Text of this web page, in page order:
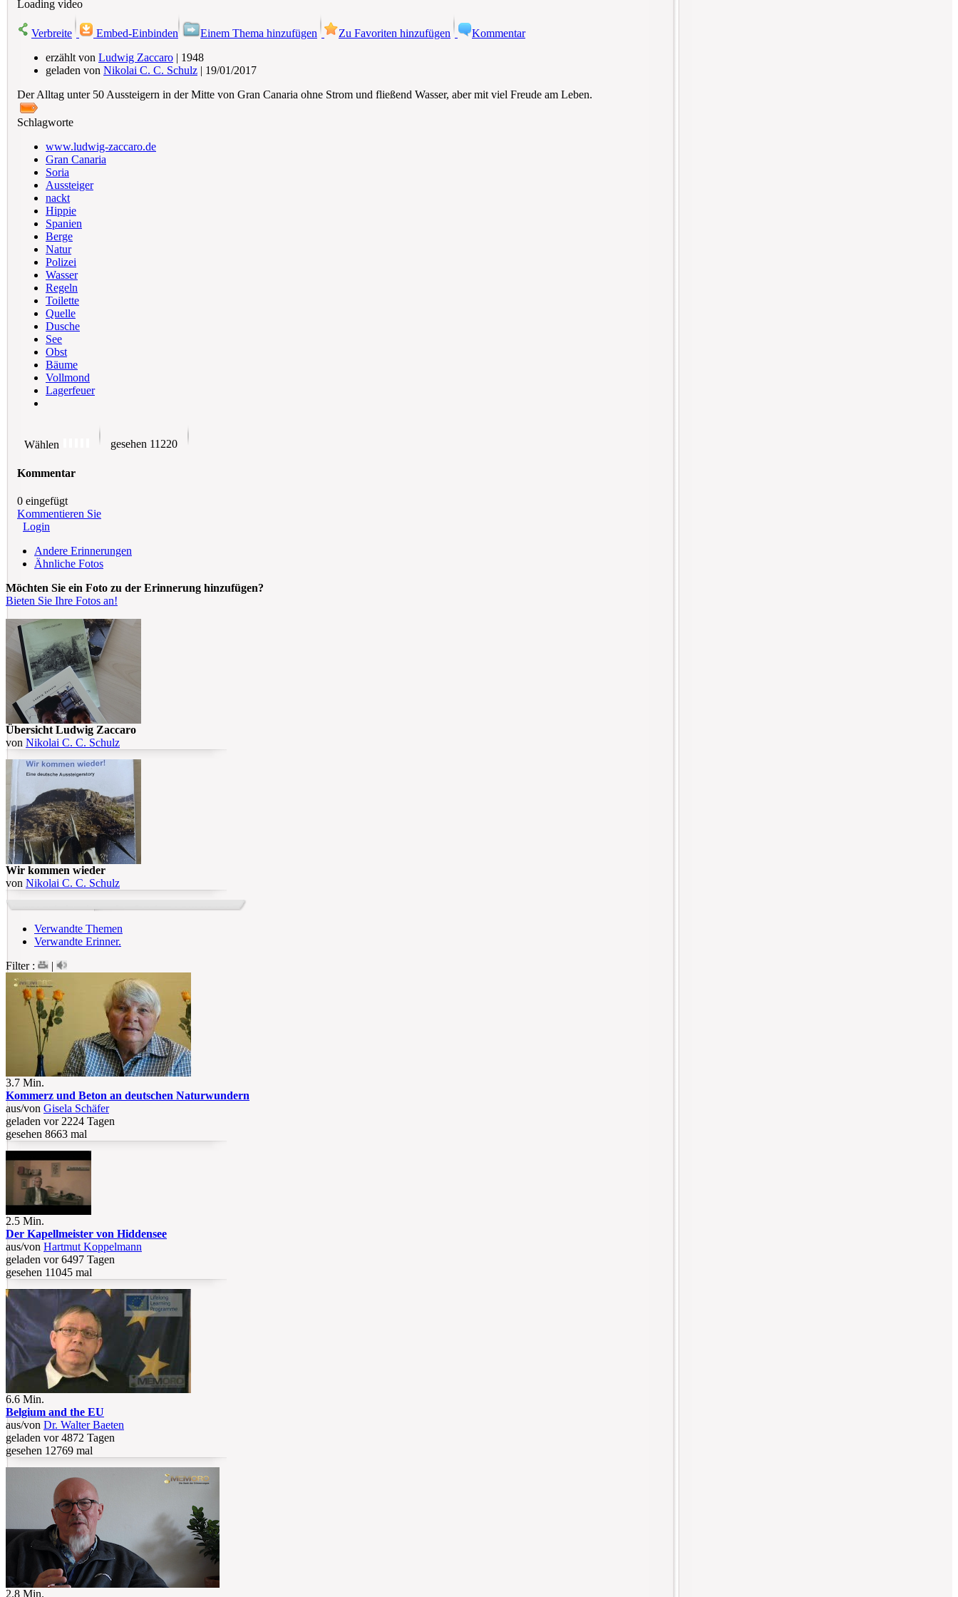
Loading video
Verbreite Embed-Einbinden Einem Thema hinzufügen Zu Favoriten hinzufügen
Kommentar
erzählt von Ludwig Zaccaro | 1948
geladen von Nikolai C. C. Schulz | 19/01/2017
Der Alltag unter 50 Aussteigern in der Mitte von Gran Canaria ohne Strom und fließend Wasser, aber mit viel Freude am Leben.
Schlagworte
www.ludwig-zaccaro.de
Gran Canaria
Soria
Aussteiger
nackt
Hippie
Spanien
Berge
Natur
Polizei
Wasser
Regeln
Toilette
Quelle
Dusche
See
Obst
Bäume
Vollmond
Lagerfeuer
Wählen gesehen 11220
Kommentar
0 eingefügt
Kommentieren Sie
Login
Andere Erinnerungen
Ähnliche Fotos
Möchten Sie ein Foto zu der Erinnerung hinzufügen?
Bieten Sie Ihre Fotos an!
Übersicht Ludwig Zaccaro
von Nikolai C. C. Schulz
Wir kommen wieder
von Nikolai C. C. Schulz
Verwandte Themen
Verwandte Erinner.
Filter :
|
3.7 Min.
Kommerz und Beton an deutschen Naturwundern
aus/von Gisela Schäfer
geladen vor 2224 Tagen
gesehen 8663 mal
2.5 Min.
Der Kapellmeister von Hiddensee
aus/von Hartmut Koppelmann
geladen vor 6497 Tagen
gesehen 11045 mal
6.6 Min.
Belgium and the EU
aus/von Dr. Walter Baeten
geladen vor 4872 Tagen
gesehen 12769 mal
2.8 Min.